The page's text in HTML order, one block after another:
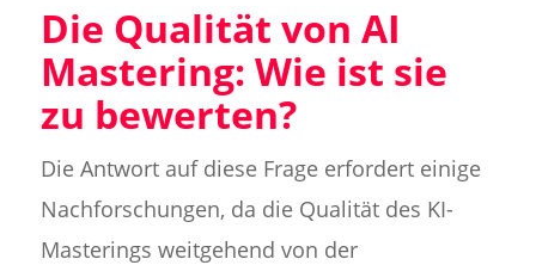
Die Qualität von AI
Mastering: Wie ist sie
zu bewerten?
Die Antwort auf diese Frage erfordert einige
Nachforschungen, da die Qualität des KI-
Masterings weitgehend von der